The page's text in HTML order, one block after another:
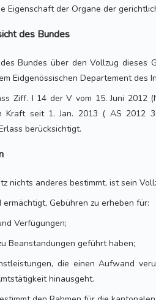
Eigenschaft der Organe der
des Bundes
Bundes über den Vollzug dieses
Eidgenössischen Departement des
Ziff. I 14 der V vom 15. Juni 2012
Kraft seit 1. Jan. 2013 ( AS 2012
berücksichtigt.
nichts anderes bestimmt, ist sein
ermächtigt, Gebühren zu erheben für:
Verfügungen;
Beanstandungen geführt haben;
die einen Aufwand
hinausgeht.